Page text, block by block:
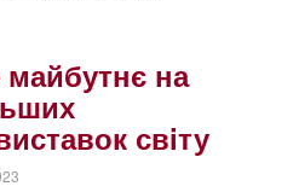
майбутнє на
свiту